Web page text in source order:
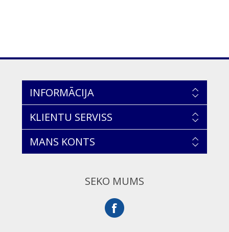
INFORMĀCIJA
KLIENTU SERVISS
MANS KONTS
SEKO MUMS